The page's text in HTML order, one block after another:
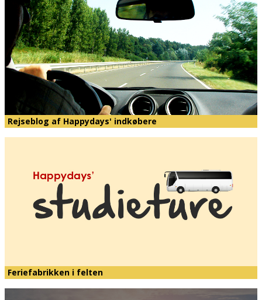
Rejseblog af Happydays' indkøbere
Feriefabrikken i felten